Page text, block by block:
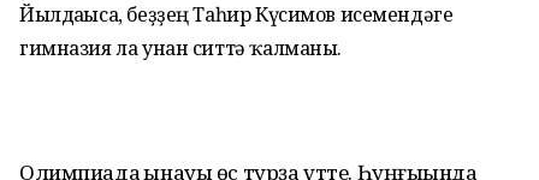
Йылдағыса, беҙ­ҙең Таһир Күсимов исемендәге
гимназия ла унан ситтә ҡалманы.
Олимпиада һынауы өс тур­ҙа үтте. Һуңғыһында